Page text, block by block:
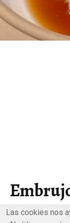
Las cookies nos